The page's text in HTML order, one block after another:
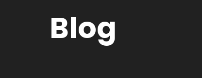
Blog